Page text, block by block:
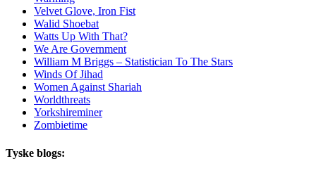
Velvet Glove, Iron Fist
Walid Shoebat
Watts Up With That?
We Are Government
William M Briggs – Statistician To The Stars
Winds Of Jihad
Women Against Shariah
Worldthreats
Yorkshireminer
Zombietime
Tyske blogs: